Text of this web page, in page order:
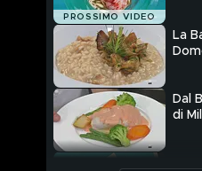
PROSSIMO VIDEO
La
Dal
di